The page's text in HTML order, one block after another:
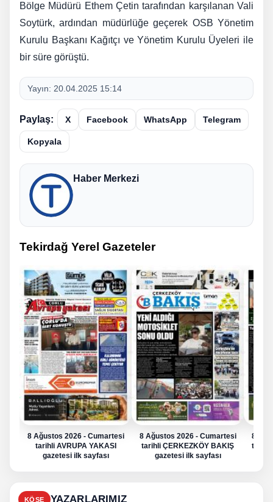
Bölge Müdürü Ethem Çetin tarafından karşılanan Vali
Soytürk, ardından müdürlüğe geçerek OSB Yönetim
Kurulu Başkanı Kağıtçı ve Yönetim Kurulu Üyeleri ile
bir süre görüştü.
Yayın: 20.04.2025 15:14
Paylaş: X Facebook WhatsApp Telegram
Kopyala
Haber Merkezi
Tekirdağ Yerel Gazeteler
8 Ağustos 2026 - Cumartesi
tarihli AVRUPA YAKASI
gazetesi ilk sayfası
8 Ağustos 2026 - Cumartesi
tarihli ÇERKEZKÖY BAKIŞ
gazetesi ilk sayfası
8
tarihli
KÖŞE YAZARLARIMIZ